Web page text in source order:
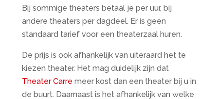
Bij sommige theaters betaal je per uur, bij
andere theaters per dagdeel. Er is geen
standaard tarief voor een theaterzaal huren.
De prijs is ook afhankelijk van uiteraard het te
kiezen theater. Het mag duidelijk zijn dat
Theater Carre meer kost dan een theater bij u in
de buurt. Daarnaast is het afhankelijk van welke